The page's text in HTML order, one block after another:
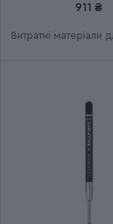
911 ₴
Витратні матеріали